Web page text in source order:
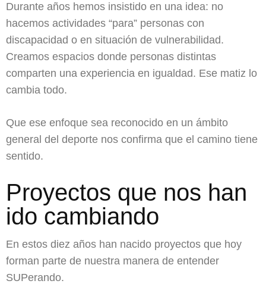
Durante años hemos insistido en una idea: no
hacemos actividades “para” personas con
discapacidad o en situación de vulnerabilidad.
Creamos espacios donde personas distintas
comparten una experiencia en igualdad. Ese matiz lo
cambia todo.
Que ese enfoque sea reconocido en un ámbito
general del deporte nos confirma que el camino tiene
sentido.
Proyectos que nos han
ido cambiando
En estos diez años han nacido proyectos que hoy
forman parte de nuestra manera de entender
SUPerando.